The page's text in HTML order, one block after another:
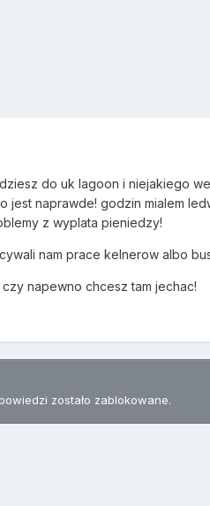
do uk lagoon i niejakiego
jest naprawde! godzin mialem
z wyplata pieniedzy!
nam prace kelnerow albo
napewno chcesz tam jechac!
zostało zablokowane.